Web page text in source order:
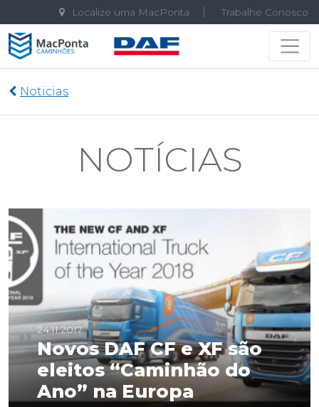
Localize uma MacPonta Trabalhe Conosco
Navegação principal
Noticias
NOTÍCIAS
24.11.2017
Novos DAF CF e XF são
eleitos “Caminhão do
Ano” na Europa